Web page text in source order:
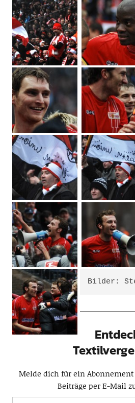
Bilder:
Melde dich für ein
Beiträge per E-Mail